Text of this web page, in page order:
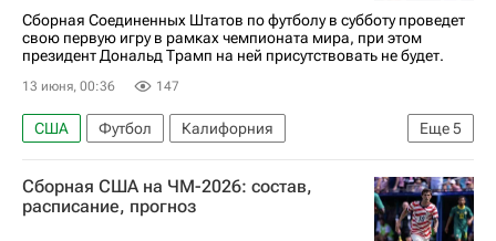
Сборная Соединенных Штатов по футболу в субботу проведет
свою первую игру в рамках чемпионата мира, при этом
президент Дональд Трамп на ней присутствовать не будет.
13 июня, 00:36 147
Еще5
США Футбол
Калифорния
Лос-Анджелес
Марко Рубен
Дональд Трамп
ЧМ по футболу 2026
Сборная США на ЧМ-2026: состав,
расписание, прогноз